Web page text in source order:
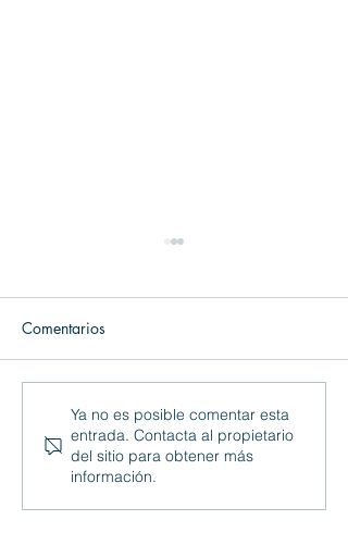
MUEBLES Catálogo Faro
Bathroom
Comentarios
Ya no es posible comentar esta
entrada. Contacta al propietario
del sitio para obtener más
información.